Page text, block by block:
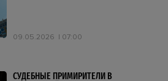
09.05.2026 07:00
СУДЕБНЫЕ ПРИМИРИТЕЛИ В